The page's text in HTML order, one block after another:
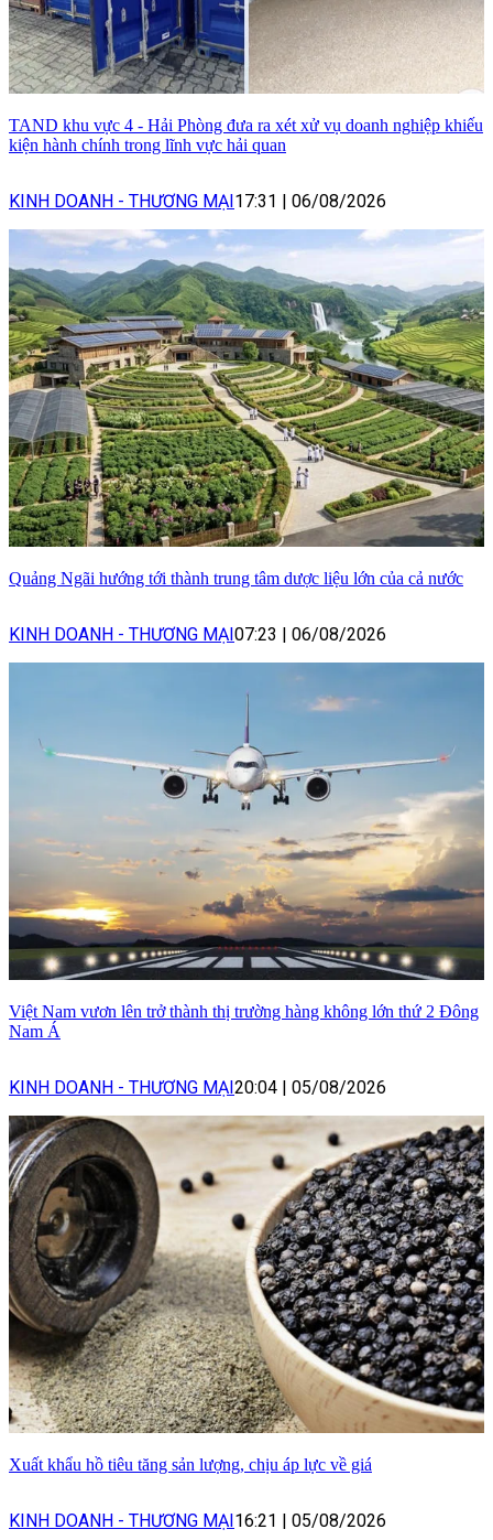
TAND khu vực 4 - Hải Phòng đưa ra xét xử vụ doanh nghiệp khiếu
kiện hành chính trong lĩnh vực hải quan
KINH DOANH - THƯƠNG MẠI 17:31 06/08/2026
Quảng Ngãi hướng tới thành trung tâm dược liệu lớn của cả nước
KINH DOANH - THƯƠNG MẠI 07:23 06/08/2026
Việt Nam vươn lên trở thành thị trường hàng không lớn thứ 2 Đông
Nam Á
KINH DOANH - THƯƠNG MẠI 20:04 05/08/2026
Xuất khẩu hồ tiêu tăng sản lượng, chịu áp lực về giá
KINH DOANH - THƯƠNG MẠI 16:21 05/08/2026